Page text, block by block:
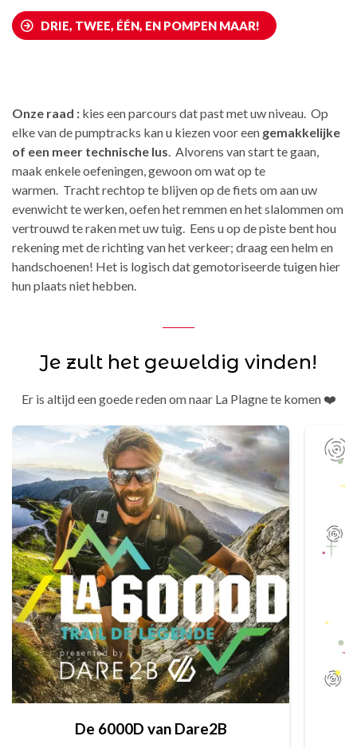
DRIE, TWEE, ÉÉN, EN POMPEN MAAR!
Onze raad : kies een parcours dat past met uw niveau. Op
elke van de pumptracks kan u kiezen voor een gemakkelijke
of een meer technische lus. Alvorens van start te gaan,
maak enkele oefeningen, gewoon om wat op te
warmen. Tracht rechtop te blijven op de fiets omaan uw
evenwicht te werken, oefen het remmen en het slalommen om
vertrouwd te rakenmet uw tuig. Eens u op de piste bent hou
rekening met de richting van het verkeer; draag een helm en
handschoenen! Het is logisch dat gemotoriseerde tuigen hier
hun plaats niet hebben.
Je zult het geweldig vinden!
Er is altijd een goede reden om naar La Plagne te komen ❤️
De 6000D van Dare2B